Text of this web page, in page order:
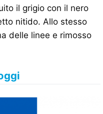
il grigio con il nero
nitido. Allo stesso
delle linee e rimosso